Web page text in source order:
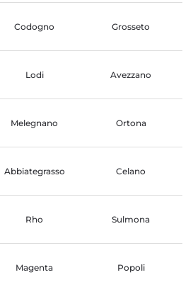
Codogno Grosseto
Lodi Avezzano
Melegnano Ortona
Abbiategrasso Celano
Rho Sulmona
Magenta Popoli